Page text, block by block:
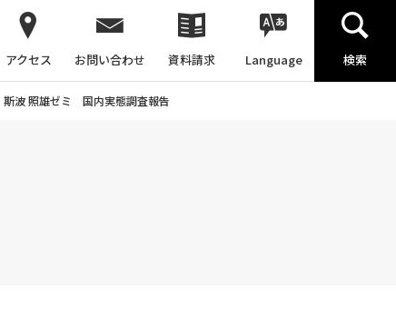
アクセス お問い合わせ 資料請求 Language 検索
斯波 照雄ゼミ 国内実態調査報告